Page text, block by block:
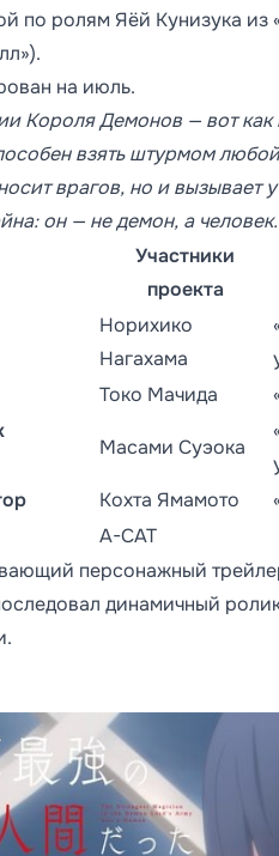
по ролям Яёй Кунизука
на июль.
Короля Демонов — вот как
взять штурмом
врагов, но и вызывает
он — не демон, а человек.
Участники
проекта
Норихико
Нагахама
Токо Мачида
Масами Суэока
Кохта Ямамото
A-CAT
персонажный
динамичный